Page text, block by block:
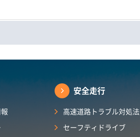
安全走行
高速道路トラブル対処法
セーフティドライブ